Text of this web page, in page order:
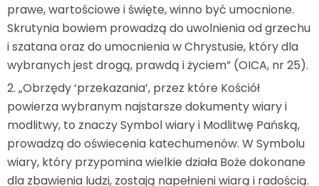
prawe, wartościowe i święte, winno być umocnione.
Skrutynia bowiem prowadzą do uwolnienia od grzechu
i szatana oraz do umocnienia w Chrystusie, który dla
wybranych jest drogą, prawdą i życiem” (OICA, nr 25).
„Obrzędy ‘przekazania’, przez które Kościół
powierza wybranym najstarsze dokumenty wiary i
modlitwy, to znaczy Symbol wiary i Modlitwę Pańską,
prowadzą do oświecenia katechumenów. W Symbolu
wiary, który przypomina wielkie działa Boże dokonane
dla zbawienia ludzi, zostają napełnieni wiarą i radością.